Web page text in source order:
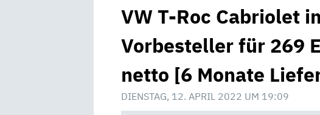
VW T-Roc Cabriolet
Vorbesteller für 269
netto [6 Monate
DIENSTAG, 12. APRIL 2022 UM 19:09